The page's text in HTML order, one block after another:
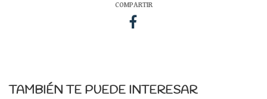
COMPARTIR
TAMBIÉN TE PUEDE INTERESAR